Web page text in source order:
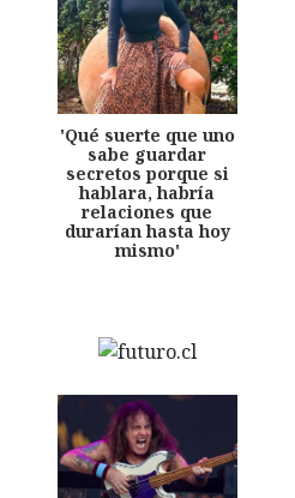
'Qué suerte que uno
sabe guardar
secretos porque si
hablara, habría
relaciones que
durarían hasta hoy
mismo'